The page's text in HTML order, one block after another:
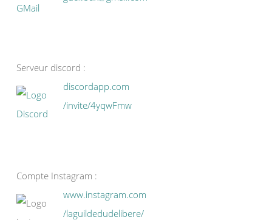
Serveur discord :
discordapp.com
/invite/4yqwFmw
Compte Instagram :
www.instagram.com
/laguildedudelibere/